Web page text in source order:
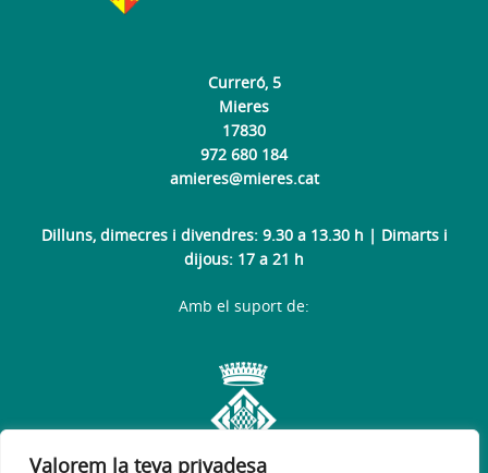
Valorem la teva privadesa
Curreró, 5
Mieres
17830
972 680 184
amieres@mieres.cat
Dilluns, dimecres i divendres: 9.30 a 13.30 h | Dimarts i
dijous: 17 a 21 h
Amb el suport de: